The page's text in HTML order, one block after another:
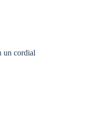
un cordial